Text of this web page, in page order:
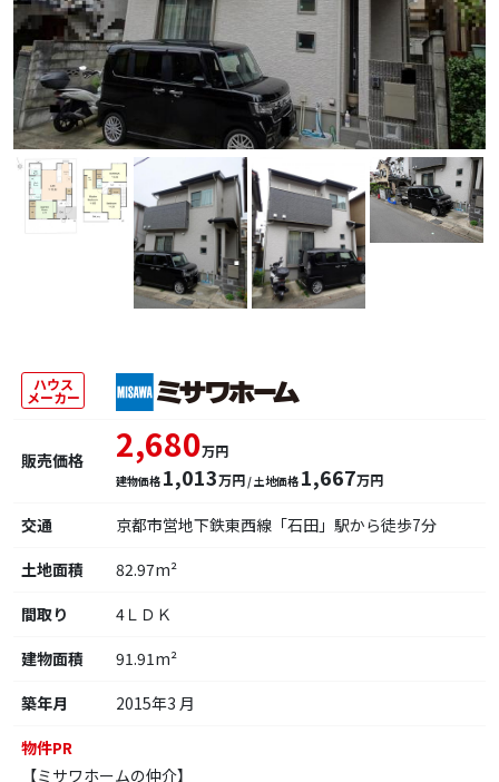
ハウス
メーカー
販売価格 2,680万円
建物価格 1,013万円 / 土地価格 1,667万円
交通
京都市営地下鉄東西線「石田」駅から徒歩7分
土地面積
82.97m²
間取り
4ＬＤＫ
建物面積
91.91m²
築年月
2015年3 月
物件PR
【ミサワホームの仲介】